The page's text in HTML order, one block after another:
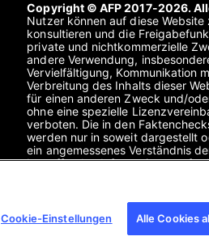
Copyright © AFP 2017-2026.
Nutzer können auf diese Website
konsultieren und die
private und nichtkommerzielle
andere Verwendung,
Vervielfältigung, Kommunikation
Verbreitung des Inhalts dieser
für einen anderen Zweck und/
ohne eine spezielle
verboten. Die in den
werden nur in soweit dargestellt
ein angemessenes Verständnis
betreffenden Informationen
keine Lizenz für sie und
sie. AFP und ihr Logo sind
Cookie-Einstellungen Alle Cookies